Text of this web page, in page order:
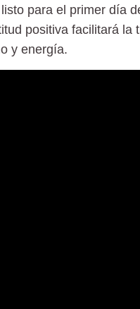
para el primer día
positiva facilitará la
y energía.